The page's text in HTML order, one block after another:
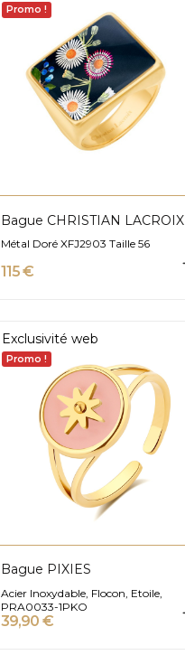
Promo !
Bague CHRISTIAN LACROIX
Métal Doré XFJ2903 Taille 56
115 €
Exclusivité web
Promo !
Bague PIXIES
Acier Inoxydable, Flocon, Etoile,
PRA0033-1PKO
39,90 €